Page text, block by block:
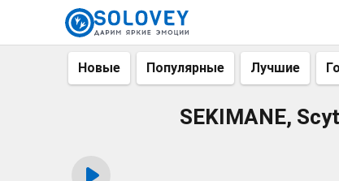
Новые Популярные Лучшие
SEKIMANE,